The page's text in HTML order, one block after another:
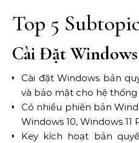
Top 5
Cài Đặt
Cài đặt Windows bản
và bảo mật cho hệ
Có nhiều phiên bản
Windows 10, Windows 11
Key kích hoạt bản